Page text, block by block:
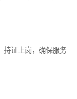
持证上岗，确保服务